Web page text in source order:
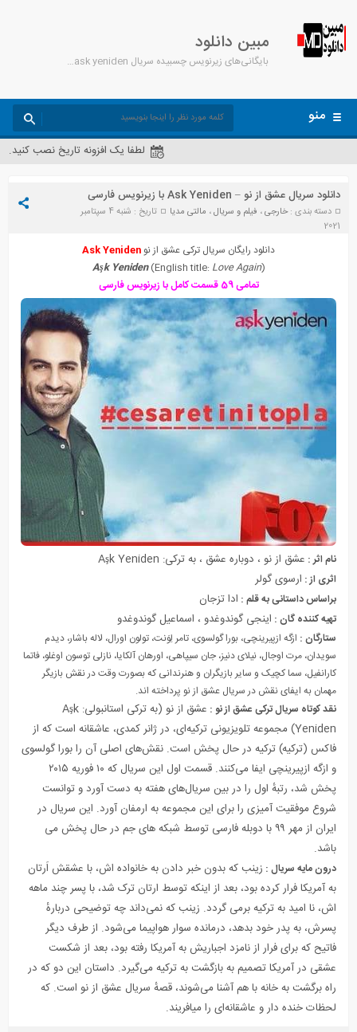
مبین دانلود
بایگانی‌های زیرنویس چسبیده سریال ask yeniden - مبین دانلود
منو
لطفا یک افزونه تاریخ نصب کنید.
دانلود سریال عشق از نو – Ask Yeniden با زیرنویس فارسی
دسته بندی :خارجی، فیلم و سریال، مالتی مدیا
تاریخ : شنبه 4 سپتامبر
2021
دانلود رایگان سریال ترکی عشق از نوAsk Yeniden
Aşk Yeniden(English title: Love Again)
تمامی 59 قسمت کامل با زیرنویس فارسی
نام اثر : عشق از نو ، دوباره عشق ، به ترکی: Aşk Yeniden
اثری از : ارسوی گولر
براساس داستانی به قلم : ادا تزجان
تهیه کننده گان : اینجی گوندوغدو ، اسماعیل گوندوغدو
ستارگان : ازگه ازپیرینچی، بورا گولسوی، تامر لِوَنت، تولون اورال، لاله باشار، دیدم
سویدان، مرت اوجال، نیلای دنیز، جان سیپاهی، اورهان آلکایا، نازلی توسون اوغلو، فاتما
کارانفیل، سما کچیک و سایر بازیگران و هنرندانی که بصورت وقت در نقش بازیگر
مهمان به ایفای نقش در سریال عشق از نو پرداخته اند.
نقد کوتاه سریال ترکی عشق از نو : عشق از نو (بهترکی استانبولی:
Aşk
Yeniden) مجموعه تلویزیونی ترکیه‌ای، در ژانرکمدی، عاشقانه است که از
فاکس (ترکیه)ترکیه در حال پخش است. نقش‌های اصلی آن رابورا گولسوی
و ازگه ازپیرینچی
ایفا می‌کنند. قسمت اول این سریال که ۱۰ فوریه ۲۰۱۵
پخش شد، رتبهٔ اول را در بین سریال‌های هفته به دست آورد و توانست
شروع موفقیت آمیزی را برای این مجموعه به ارمفان آورد. این سریال در
ایران از مهر ۹۹ با دوبله فارسی توسط شبکه های جم در حال پخش می
باشد.
درون مایه سریال : زینب که بدون خبر دادن به خانواده اش، با عشقش اَرتان
به آمریکا فرار کرده بود، بعد از اینکه توسط ارتان ترک شد، با پسر چند ماهه
اش، نا امید به ترکیه برمی گردد. زینب که نمی‌داند چه توضیحی دربارهٔ
پسرش، به پدر خود بدهد، درمانده سوار هواپیما می‌شود. از طرف دیگر
فاتیح که برای فرار از نامزد اجباریش به آمریکا رفته بود، بعد از شکست
عشقی در آمریکا تصمیم به بازگشت به ترکیه می‌گیرد. داستان این دو که در
راه برگشت به خانه با هم آشنا می‌شوند، قصهٔ سریال عشق از نو است. که
لحظات خنده دار و عاشقانه‌ای را میافریند.